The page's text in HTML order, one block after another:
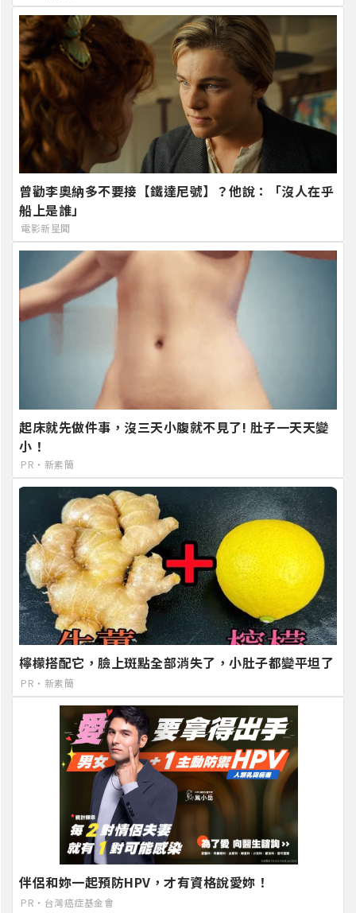
曾勸李奧納多不要接【鐵達尼號】？他說：「沒人在乎
船上是誰」
電影新星聞
起床就先做件事，沒三天小腹就不見了! 肚子一天天變
小！
PR・新素簡
檸檬搭配它，臉上斑點全部消失了，小肚子都變平坦了
PR・新素簡
伴侶和妳一起預防HPV，才有資格說愛妳！
PR・台灣癌症基金會